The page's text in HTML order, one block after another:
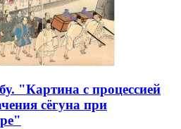
"Картина с процессией
сёгуна при